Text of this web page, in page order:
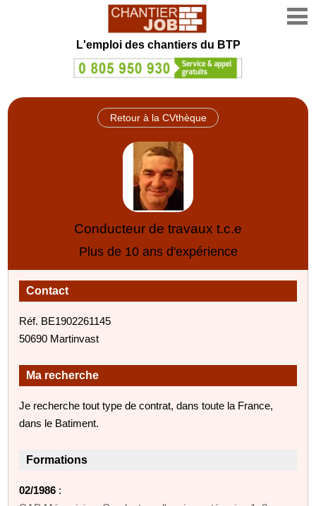
L'emploi des chantiers du BTP
Retour à la CVthèque
Conducteur de travaux t.c.e
Plus de 10 ans d'expérience
Contact
Réf. BE1902261145
50690 Martinvast
Ma recherche
Je recherche tout type de contrat, dans toute la France,
dans le Batiment.
Formations
02/1986 :